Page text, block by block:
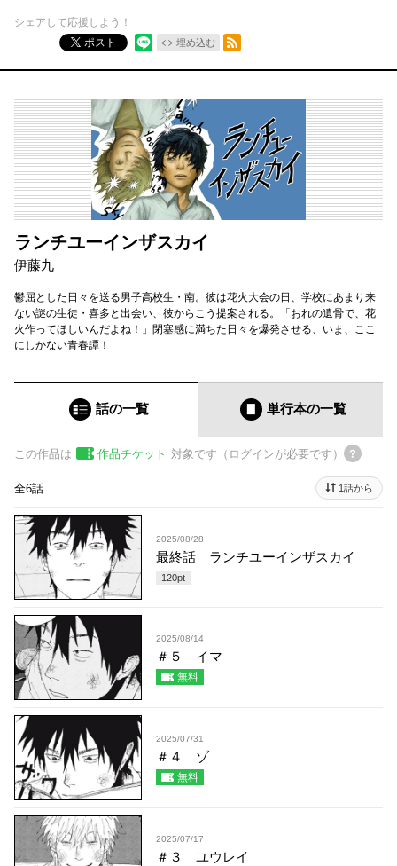
シェアして応援しよう！
ポスト
埋め込む
RSSフィード
ランチユーインザスカイ
伊藤九
鬱屈とした日々を送る男子高校生・南。彼は花火大会の日、学校にあまり来
ない謎の生徒・喜多と出会い、彼からこう提案される。「おれの遺骨で、花
火作ってほしいんだよね！」閉塞感に満ちた日々を爆発させる、いま、ここ
にしかない青春譚！
話の一覧 単行本の一覧
この作品は 作品チケット 対象です（ログインが必要です）
全6話 1話から
2025/08/28
最終話 ランチユーインザスカイ
120pt
2025/08/14
＃５ イマ
無料
2025/07/31
＃４ ゾ
無料
2025/07/17
＃３ ユウレイ